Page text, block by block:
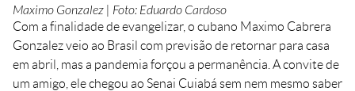
Maximo Gonzalez | Foto: Eduardo Cardoso
Com a finalidade de evangelizar, o cubano Maximo Cabrera
Gonzalez veio ao Brasil com previsão de retornar para casa
em abril, mas a pandemia forçou a permanência. A convite de
um amigo, ele chegou ao Senai Cuiabá sem nem mesmo saber